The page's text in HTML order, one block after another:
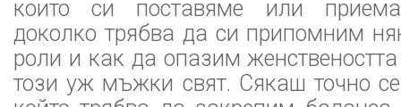
които си поставяме или
доколко трябва да си припомним
роли и как да опазим
този уж мъжки свят. Сякаш точно